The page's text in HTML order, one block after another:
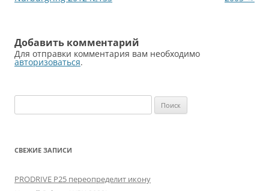
Добавить комментарий
Для отправки комментария вам необходимо
авторизоваться.
СВЕЖИЕ ЗАПИСИ
PRODRIVE P25 переопределит икону